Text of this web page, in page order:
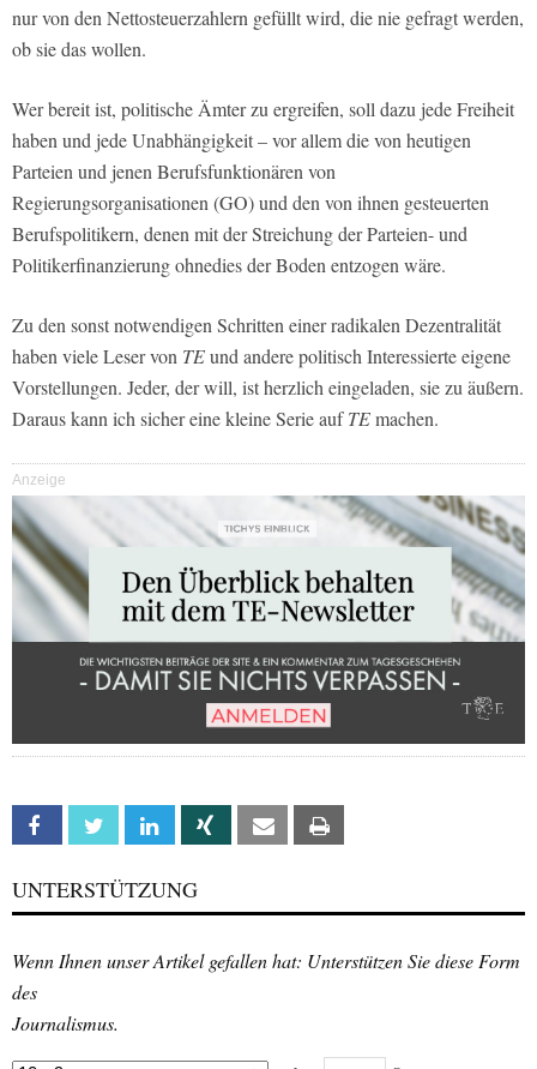
nur von den Nettosteuerzahlern gefüllt wird, die nie gefragt werden,
ob sie das wollen.
Wer bereit ist, politische Ämter zu ergreifen, soll dazu jede Freiheit
haben und jede Unabhängigkeit – vor allem die von heutigen
Parteien und jenen Berufsfunktionären von
Regierungsorganisationen (GO) und den von ihnen gesteuerten
Berufspolitikern, denen mit der Streichung der Parteien- und
Politikerfinanzierung ohnedies der Boden entzogen wäre.
Zu den sonst notwendigen Schritten einer radikalen Dezentralität
haben viele Leser von TEund andere politisch Interessierte eigene
Vorstellungen. Jeder, der will, ist herzlich eingeladen, sie zu äußern.
Daraus kann ich sicher eine kleine Serie aufTEmachen.
Anzeige
Facebook Twitter Linkedin Xing Email
UNTERSTÜTZUNG
Wenn Ihnen unser Artikel gefallen hat: Unterstützen Sie diese Form
des
Journalismus.